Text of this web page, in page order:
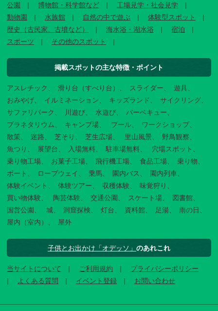
公園
博物館・科学館など
工場見学・社会見学
動物園
水族館 自然の中で遊ぶ
体験型スポット
歴史（古民家、古墳など）
海水浴・湖水浴
宿泊
スポーツ
その他のスポット
掲載スポットの主な特徴・ポイント
アスレチック 滑り台（すべり台） スライダー
遊具
おみやげ
イルミネーション キッズランド
サイクリング
サファリパーク
川遊び 水遊び
バーベキュー
プラネタリウム
キャンプ場 プール
ワークショップ
散策
迷路 芝そり 芝生広場 里山風景
野鳥観察
魚つり
展望台 入場無料 駐車場無料
穴場スポット
乗り物工場
お菓子工場 飛行機工場 食品工場
乗り物
ボート
ロープウェイ 乗馬 園内バス
園内列車
体験イベント
体験ツアー 収穫体験
味覚狩り
買い物体験
陶芸体験 交通公園 スケート場
図書館
国営公園
城 洞窟探検 灯台 資料館 足湯
雨の日
屋内（室内）
屋外
子供とお出かけ「オデッソ」 のあれこれ
当サイトについて ご利用規約
プライバシーポリシー
よくある質問
イベント登録 お問い合わせ